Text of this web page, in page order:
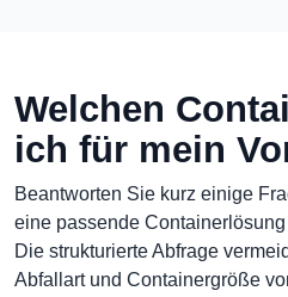
Welchen
ich für mein
Beantworten Sie kurz einige
eine passende
Die strukturierte Abfrage
Abfallart und Containergröße